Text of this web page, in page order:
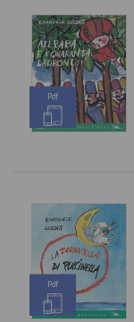
Pdf
Pdf